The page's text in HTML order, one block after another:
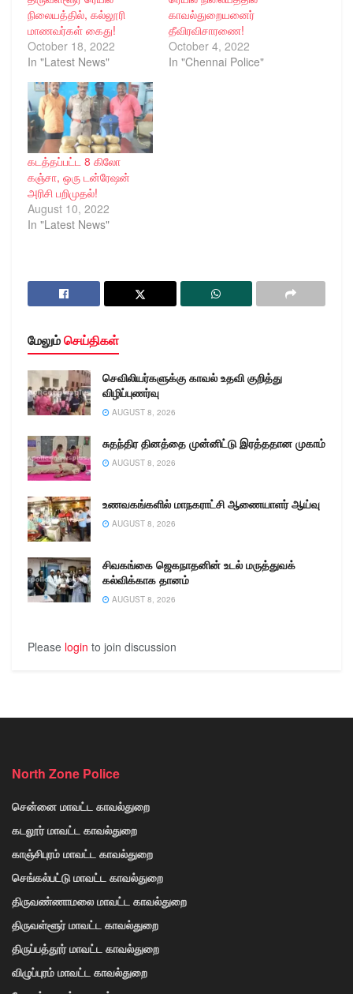
நிலையத்தில், கல்லூரி
மாணவர்கள் கைது!
October 18, 2022
In "Latest News"
காவல்துறையனைர்
தீவிரவிசாரணை!
October 4, 2022
In "Chennai Police"
கடத்தப்பட்ட 8 கிலோ
கஞ்சா, ஒரு டன்ரேஷன்
அரிசி பறிமுதல்!
August 10, 2022
In "Latest News"
மேலும்செய்திகள்
செவிலியர்களுக்கு காவல் உதவி குறித்து
விழிப்புணர்வு
AUGUST 8, 2026
சுதந்திர தினத்தை முன்னிட்டு இரத்ததான முகாம்
AUGUST 8, 2026
உணவகங்களில் மாநகராட்சி ஆணையாளர் ஆய்வு
AUGUST 8, 2026
சிவகங்கை ஜெகநாதனின் உடல் மருத்துவக்
கல்விக்காக தானம்
AUGUST 8, 2026
Please login to join discussion
North Zone Police
சென்னை மாவட்ட காவல்துறை
கடலூர் மாவட்ட காவல்துறை
காஞ்சிபுரம் மாவட்ட காவல்துறை
செங்கல்பட்டு மாவட்ட காவல்துறை
திருவண்ணாமலை மாவட்ட காவல்துறை
திருவள்ளூர் மாவட்ட காவல்துறை
திருப்பத்தூர் மாவட்ட காவல்துறை
விழுப்புரம் மாவட்ட காவல்துறை